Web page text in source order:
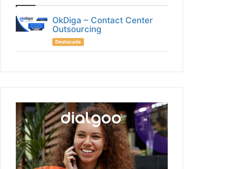
OkDiga – Contact Center
Outsourcing
Destacada